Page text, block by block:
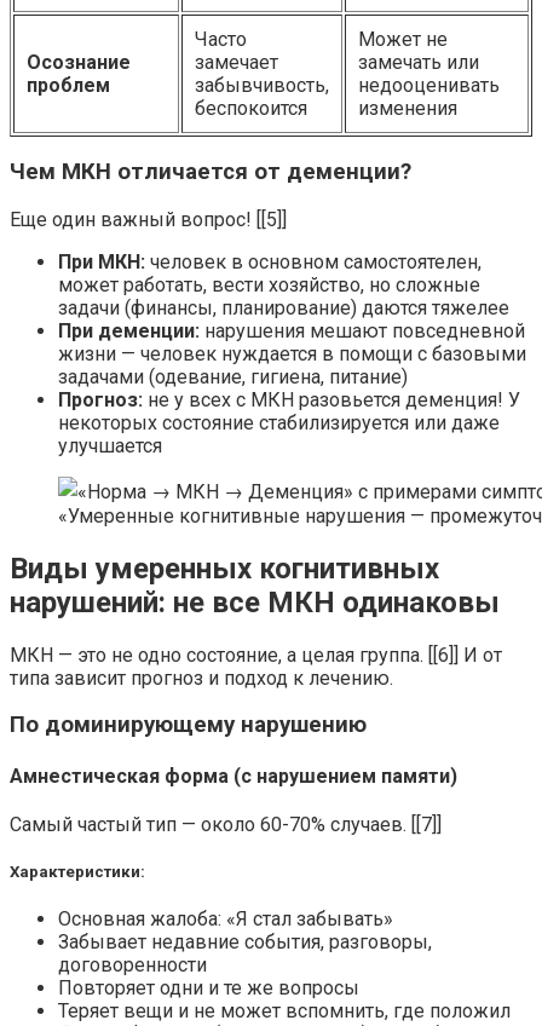
Осознание
проблем
Часто
замечает
забывчивость,
беспокоится
Может не
замечать или
недооценивать
изменения
Чем МКН отличается от деменции?
Еще один важный вопрос! [[5]]
При МКН: человек в основном самостоятелен,
может работать, вести хозяйство, но сложные
задачи (финансы, планирование) даются тяжелее
При деменции: нарушения мешают повседневной
жизни — человек нуждается в помощи с базовыми
задачами (одевание, гигиена, питание)
Прогноз: не у всех с МКН разовьется деменция! У
некоторых состояние стабилизируется или даже
улучшается
«Умеренные когнитивные нарушения —
Виды умеренных когнитивных
нарушений: не все МКН одинаковы
МКН — это не одно состояние, а целая группа. [[6]] И от
типа зависит прогноз и подход к лечению.
По доминирующему нарушению
Амнестическая форма (с нарушением памяти)
Самый частый тип — около 60-70% случаев. [[7]]
Характеристики:
Основная жалоба: «Я стал забывать»
Забывает недавние события, разговоры,
договоренности
Повторяет одни и те же вопросы
Теряет вещи и не может вспомнить, где положил